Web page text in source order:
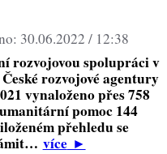
30.06.2022 / 12:38
rozvojovou spolupráci v
rozvojové agentury
vynaloženo přes 758
pomoc 144
přehledu se
více►